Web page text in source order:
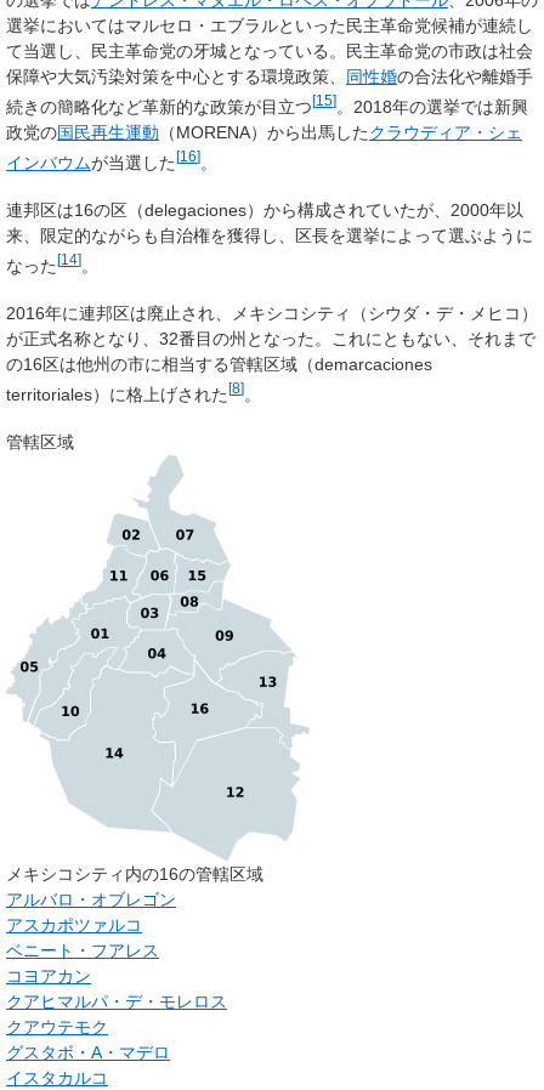
選挙においてはマルセロ・エブラルといった民主革命党候補が連続し
て当選し、民主革命党の牙城となっている。民主革命党の市政は社会
保障や大気汚染対策を中心とする環境政策、 同性婚の合法化や離婚手
続きの簡略化など革新的な政策が目立つ[15]。2018年の選挙では新興
政党の国民再生運動 （MORENA）から出馬したクラウディア・シェ
インバウムが当選した[16]。
連邦区は16の区（delegaciones）から構成されていたが、2000年以
来、限定的ながらも自治権を獲得し、区長を選挙によって選ぶように
なった[14]。
2016年に連邦区は廃止され、メキシコシティ（シウダ・デ・メヒコ）
が正式名称となり、32番目の州となった。これにともない、それまで
の16区は他州の市に相当する管轄区域（demarcaciones
territoriales）に格上げされた [8] 。
管轄区域
メキシコシティ内の16の管轄区域
アルバロ・オブレゴン
アスカポツァルコ
ベニート・フアレス
コヨアカン
クアヒマルパ・デ・モレロス
クアウテモク
グスタボ・A・マデロ
イスタカルコ